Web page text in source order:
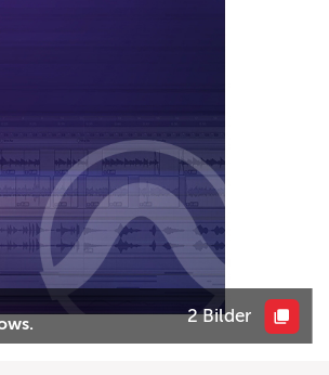
2 Bilder